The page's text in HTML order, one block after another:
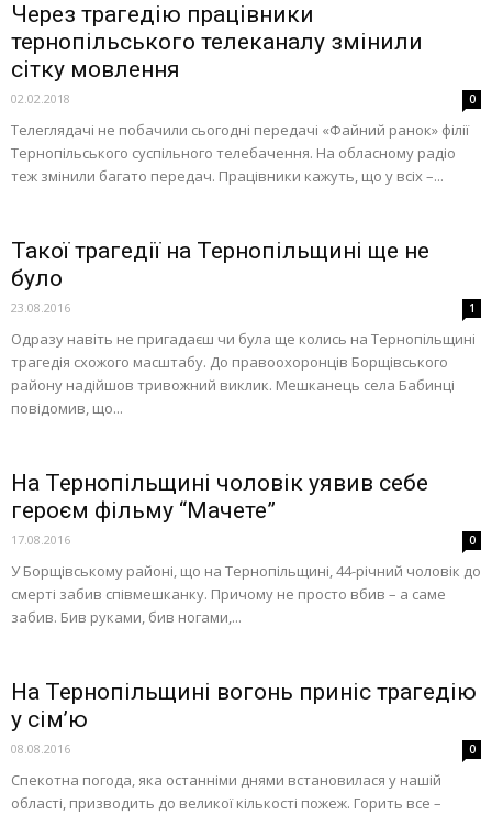
Через трагедію працівники
тернопільського телеканалу змінили
сітку мовлення
02.02.2018 0
Телеглядачі не побачили сьогодні передачі «Файний ранок» філії
Тернопільського суспільного телебачення. На обласному радіо
теж змінили багато передач. Працівники кажуть, що у всіх –...
Такої трагедії на Тернопільщині ще не
було
23.08.2016 1
Одразу навіть не пригадаєш чи була ще колись на Тернопільщині
трагедія схожого масштабу. До правоохоронців Борщівського
району надійшов тривожний виклик. Мешканець села Бабинці
повідомив, що...
На Тернопільщині чоловік уявив себе
героєм фільму “Мачете”
17.08.2016 0
У Борщівському районі, що на Тернопільщині, 44-річний чоловік до
смерті забив співмешканку. Причому не просто вбив – а саме
забив. Бив руками, бив ногами,...
На Тернопільщині вогонь приніс трагедію
у сім’ю
08.08.2016 0
Спекотна погода, яка останніми днями встановилася у нашій
області, призводить до великої кількості пожеж. Горить все –